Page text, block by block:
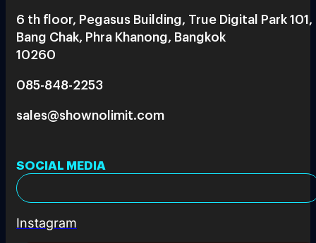
6 th floor, Pegasus Building, True Digital Park 101,
Bang Chak, Phra Khanong, Bangkok
10260
085-848-2253
sales@shownolimit.com
SOCIAL MEDIA
Instagram